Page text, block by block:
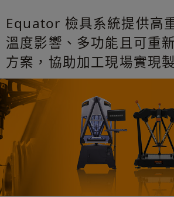
Equator 檢具系統提供高
溫度影響、多功能且可重
方案，協助加工現場實現